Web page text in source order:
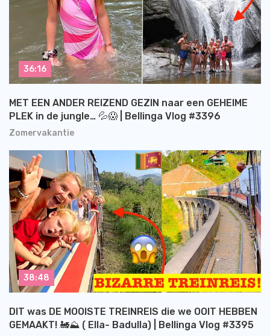
Zomervakantie
MET EEN ANDER REIZEND GEZIN naar een GEHEIME
PLEK in de jungle… 💦😱 | Bellinga Vlog #3396
36:16
DIT was DE MOOISTE TREINREIS die we OOIT HEBBEN
GEMAAKT! 🚂⛰️ ( Ella- Badulla) | Bellinga Vlog #3395
38:48